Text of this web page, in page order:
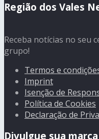
Região dos Vales
Receba notícias no seu
grupo!
Termos e
Imprint
Isenção de
Política de Cookies
Declaração de
Divulgue sua marca